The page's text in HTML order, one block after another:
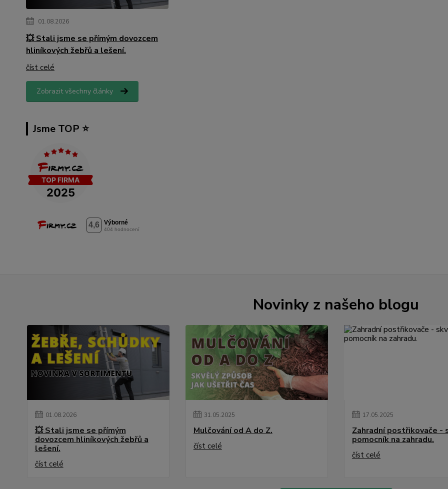
01.08.2026
💥 Stali jsme se přímým dovozcem
hliníkových žebřů a lešení.
číst celé
Zobrazit všechny články
Jsme TOP ⭐️
Novinky z našeho blogu
01.08.2026
💥 Stali jsme se přímým
dovozcem hliníkových žebřů a
lešení.
číst celé
31.05.2025
Mulčování od A do Z.
číst celé
17.05.2025
Zahradní postřikovače -
pomocník na zahradu.
číst celé